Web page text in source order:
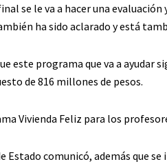
se le va a hacer una
ha sido aclarado y está
este programa que va a ayudar
de 816 millones de pesos.
Vivienda Feliz para los
Estado comunicó, además que